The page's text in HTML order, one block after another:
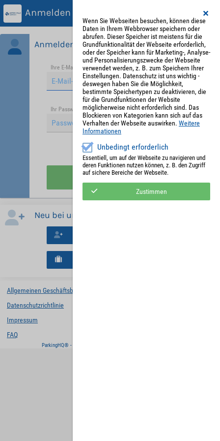
Anmelden
Anmelden
Ihre E-Mail-Adresse *
Passwort vergessen?
Ihr Passwort *
Angemeldet bleiben
Anmelden
Neu bei uns?
Allgemeinen Geschäftsbedingungen
Datenschutzrichtlinie
Impressum
FAQ
ParkingHQ® - eine Lösung von
Wenn Sie Webseiten besuchen, können diese
Daten in Ihrem Webbrowser speichern oder
abrufen. Dieser Speicher ist meistens für die
Grundfunktionalität der Webseite erforderlich,
oder der Speicher kann für Marketing-, Analyse-
und Personalisierungszwecke der Webseite
verwendet werden, z. B. zum Speichern Ihrer
Einstellungen. Datenschutz ist uns wichtig -
deswegen haben Sie die Möglichkeit,
bestimmte Speichertypen zu deaktivieren, die
für die Grundfunktionen der Website
möglicherweise nicht erforderlich sind. Das
Blockieren von Kategorien kann sich auf das
Verhalten der Webseite auswirken. Weitere
Informationen
Unbedingt erforderlich
Essentiell, um auf der Webseite zu navigieren und
deren Funktionen nutzen können, z. B. den Zugriff
auf sichere Bereiche der Webseite.
Zustimmen